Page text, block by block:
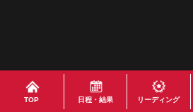
TOP 日程・結果 リーディング